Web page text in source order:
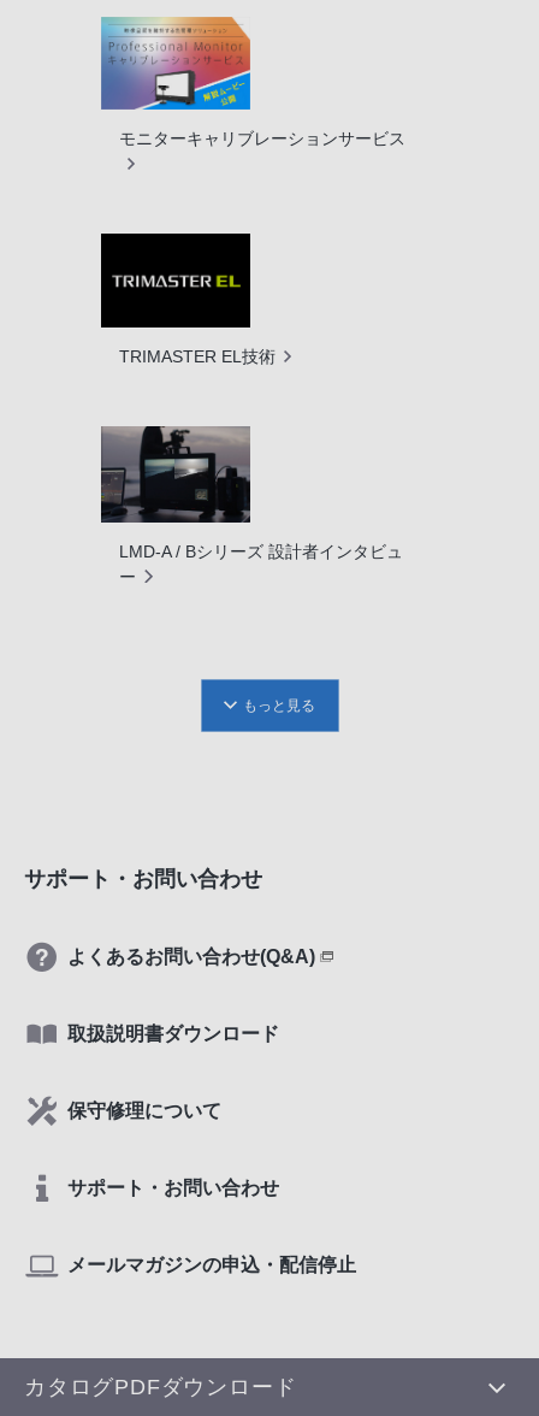
モニターキャリブレーションサービス
TRIMASTER EL技術
LMD-A / Bシリーズ 設計者インタビュ
ー
もっと見る
サポート・お問い合わせ
よくあるお問い合わせ(Q&A)
取扱説明書ダウンロード
保守修理について
サポート・お問い合わせ
メールマガジンの申込・配信停止
カタログPDFダウンロード